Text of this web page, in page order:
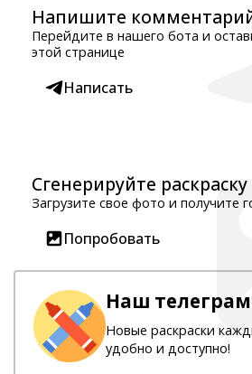
Напишите
Перейдите в нашего бота и
этой странице
Написать
Сгенерируйте раскраску
Загрузите свое фото и получите
Попробовать
Наш
Новые раскраски
удобно и доступно!